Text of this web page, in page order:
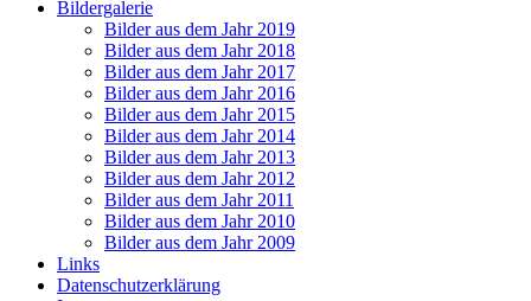
Bildergalerie
Bilder aus dem Jahr 2019
Bilder aus dem Jahr 2018
Bilder aus dem Jahr 2017
Bilder aus dem Jahr 2016
Bilder aus dem Jahr 2015
Bilder aus dem Jahr 2014
Bilder aus dem Jahr 2013
Bilder aus dem Jahr 2012
Bilder aus dem Jahr 2011
Bilder aus dem Jahr 2010
Bilder aus dem Jahr 2009
Links
Datenschutzerklärung